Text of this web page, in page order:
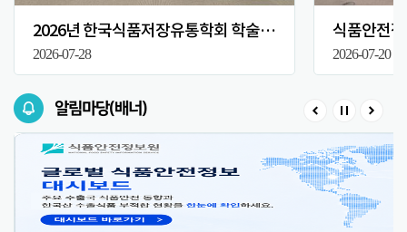
2026년 한국식품저장유통학회 학술대회
2026-07-28
식품안전
2026-07-20
알림마당(배너)